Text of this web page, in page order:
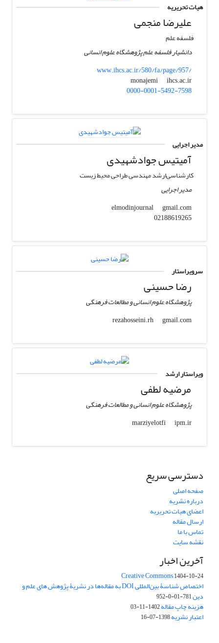
هیات تحریریه
علیرضا منجمی
فلسفه علم
دانشیار فلسفه علم پژوهشگاه علوم انسانی
www.ihcs.ac.ir/580/fa/page/957/
monajemi
ihcs.ac.ir
0000-0001-5492-7598
مدیر اجرایی
آمیتیس جوادشهیدی
کارشناسی‌ارشد مهندسی طراحی محیط زیست
مدیر اجرایی
elmodinjournal
gmail.com
02188619265
سرویراستار
رضا حسینی
پژوهشگاه علوم انسانی و مطالعات فرهنگی
rezahosseini.rh
gmail.com
ویراستار ارشد
مرضیه لطفی
پژوهشگاه علوم انسانی و مطالعات فرهنگی
marziyelotfi
ipm.ir
دسترسی سریع
صفحه اصلی
درباره نشریه
اعضای هیات تحریریه
ارسال مقاله
تماس با ما
نقشه سایت
آخرین اخبار
Creative Commons1404-10-24
اختصاص شناسۀ بین‌المللی DOI به مقاله‌ها در نشریۀ پژوهش های علم و
دین781-01-0-952
هزینه چاپ مقاله1402-11-03
اعتبار نشریه1398-07-16